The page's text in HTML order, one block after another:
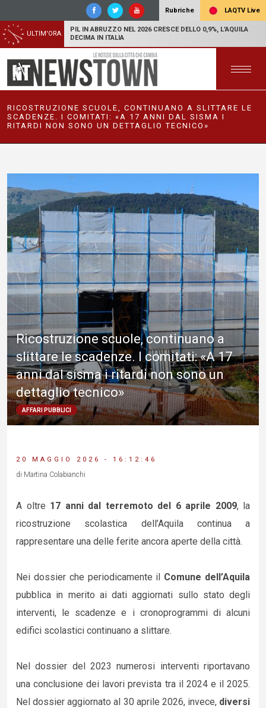
Rubriche LAQTV Live
ULTIM'ORA
PIL IN ABRUZZO NEL 2026 CRESCE DELLO 0,9%, L'AQUILA
DECIMA IN ITALIA
RICOSTRUZIONE SCUOLE, CONTINUANO A SLITTARE LE
SCADENZE. I COMITATI: «A 17 ANNI DAL SISMA I
RITARDI NON SONO UN DETTAGLIO TECNICO»
Ricostruzione scuole, continuano a
slittare le scadenze. I comitati: «A 17
anni dal sisma i ritardi non sono un
dettaglio tecnico»
AFFARI PUBBLICI
20 MAGGIO 2026 - 16:12:46
di Martina Colabianchi
A oltre 17 anni dal terremoto del 6 aprile 2009, la
ricostruzione scolastica dell’Aquila continua a
rappresentare una delle ferite ancora aperte della città.
Nei dossier che periodicamente il Comune dell’Aquila
pubblica in merito ai dati aggiornati sullo stato degli
interventi, le scadenze e i cronoprogrammi di alcuni
edifici scolastici continuano a slittare.
Nel dossier del 2023 numerosi interventi riportavano
una conclusione dei lavori prevista tra il 2024 e il 2025.
Nel dossier aggiornato al 30 aprile 2026, invece, diversi